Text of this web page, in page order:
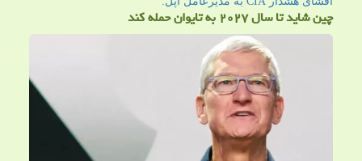
چین شاید تا سال ۲۰۲۷ به تایوان حمله کند